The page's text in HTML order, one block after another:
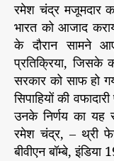
रमेश चंद्र मजूमदार
भारत को आजाद
के दौरान सामने
प्रतिक्रिया, जिसके
सरकार को साफ हो
सिपाहियों की
उनके निर्णय का यह
रमेश चंद्र, – थ्री
बीवीएन बॉम्बे,